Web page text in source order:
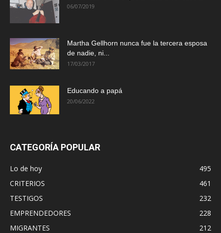
06/07/2019
Martha Gellhorn nunca fue la tercera esposa
de nadie, ni...
17/03/2017
Educando a papá
20/06/2022
CATEGORÍA POPULAR
Lo de hoy
495
CRITERIOS
461
TESTIGOS
232
EMPRENDEDORES
228
MIGRANTES
212